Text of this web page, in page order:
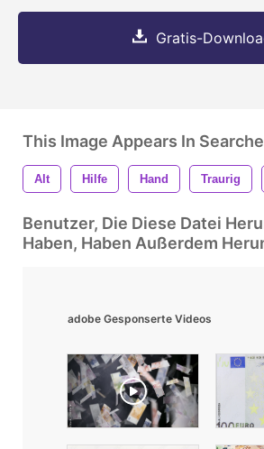
Gratis-
This Image Appears In
Alt Hilfe Hand Traurig
Benutzer, Die Diese Datei
Haben, Haben Außerdem
adobe Gesponserte Videos